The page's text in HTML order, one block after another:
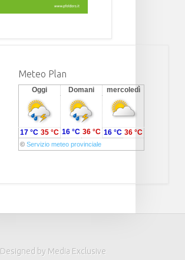
Meteo Plan
Oggi Domani mercoledì
© Servizio meteo provinciale
17 °C 35 °C 16 °C 36 °C 16 °C 36 °C
Designed by Media Exclusive